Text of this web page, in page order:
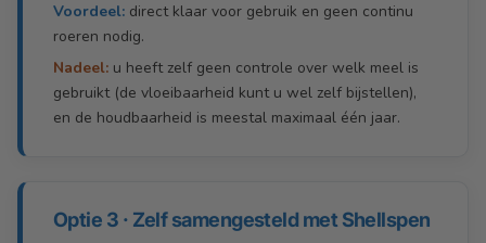
Voordeel: direct klaar voor gebruik en geen continu
roeren nodig.
Nadeel: u heeft zelf geen controle over welk meel is
gebruikt (de vloeibaarheid kunt u wel zelf bijstellen),
en de houdbaarheid is meestal maximaal één jaar.
Optie 3 · Zelf samengesteld met Shellspen